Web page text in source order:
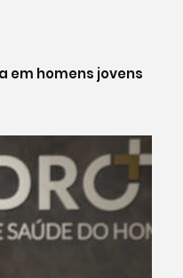
em homens jovens